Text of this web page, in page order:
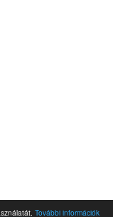
További információk